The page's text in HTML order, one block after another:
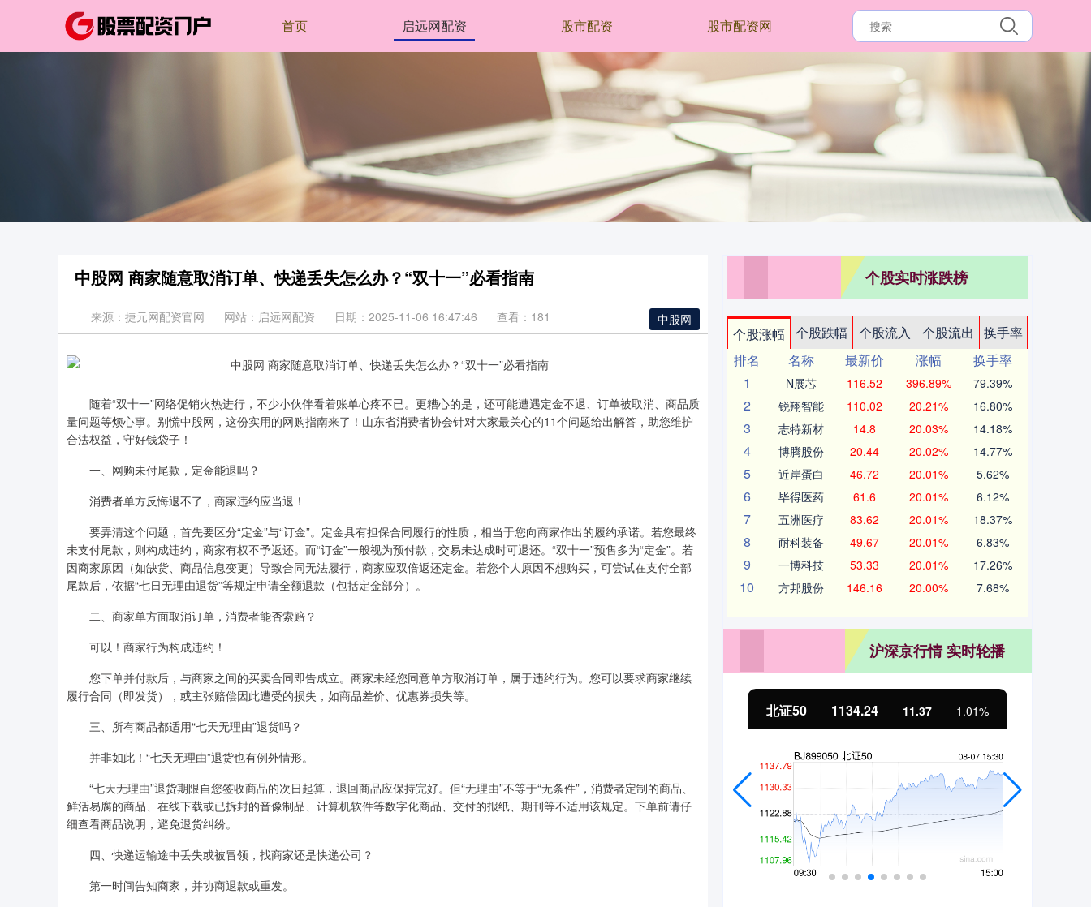
首页 启远网配资 股市配资 股市配资网
中股网 商家随意取消订单、快递丢失怎么办？“双十一”必看指南
中股网
来源：捷元网配资官网 网站：启远网配资 日期：2025-11-06 16:47:46 查看：181
随着“双十一”网络促销火热进行，不少小伙伴看着账单心疼不已。更糟心的是，还可能遭遇定金不退、订单被取消、商品质
量问题等烦心事。别慌中股网，这份实用的网购指南来了！山东省消费者协会针对大家最关心的11个问题给出解答，助您维护
合法权益，守好钱袋子！
一、网购未付尾款，定金能退吗？
消费者单方反悔退不了，商家违约应当退！
要弄清这个问题，首先要区分“定金”与“订金”。定金具有担保合同履行的性质，相当于您向商家作出的履约承诺。若您最终
未支付尾款，则构成违约，商家有权不予返还。而“订金”一般视为预付款，交易未达成时可退还。“双十一”预售多为“定金”。若
因商家原因（如缺货、商品信息变更）导致合同无法履行，商家应双倍返还定金。若您个人原因不想购买，可尝试在支付全部
尾款后，依据“七日无理由退货”等规定申请全额退款（包括定金部分）。
二、商家单方面取消订单，消费者能否索赔？
可以！商家行为构成违约！
您下单并付款后，与商家之间的买卖合同即告成立。商家未经您同意单方取消订单，属于违约行为。您可以要求商家继续
履行合同（即发货），或主张赔偿因此遭受的损失，如商品差价、优惠券损失等。
三、所有商品都适用“七天无理由”退货吗？
并非如此！“七天无理由”退货也有例外情形。
“七天无理由”退货期限自您签收商品的次日起算，退回商品应保持完好。但“无理由”不等于“无条件”，消费者定制的商品、
鲜活易腐的商品、在线下载或已拆封的音像制品、计算机软件等数字化商品、交付的报纸、期刊等不适用该规定。下单前请仔
细查看商品说明，避免退货纠纷。
四、快递运输途中丢失或被冒领，找商家还是快递公司？
第一时间告知商家，并协商退款或重发。
个股实时涨跌榜
个股涨幅 个股跌幅 个股流入 个股流出
换手率
排名
名称 最新价 涨幅
换手率
1
N展芯 116.52 396.89% 79.39%
2 锐翔智能 110.02 20.21% 16.80%
3 志特新材 14.8 20.03% 14.18%
4 博腾股份 20.44 20.02% 14.77%
5 近岸蛋白 46.72 20.01% 5.62%
6 毕得医药 61.6 20.01% 6.12%
7 五洲医疗 83.62 20.01% 18.37%
8 耐科装备 49.67 20.01% 6.83%
9 一博科技 53.33 20.01% 17.26%
10 方邦股份 146.16 20.00% 7.68%
沪深京行情 实时轮播
北证50 1134.24 11.37 1.01%